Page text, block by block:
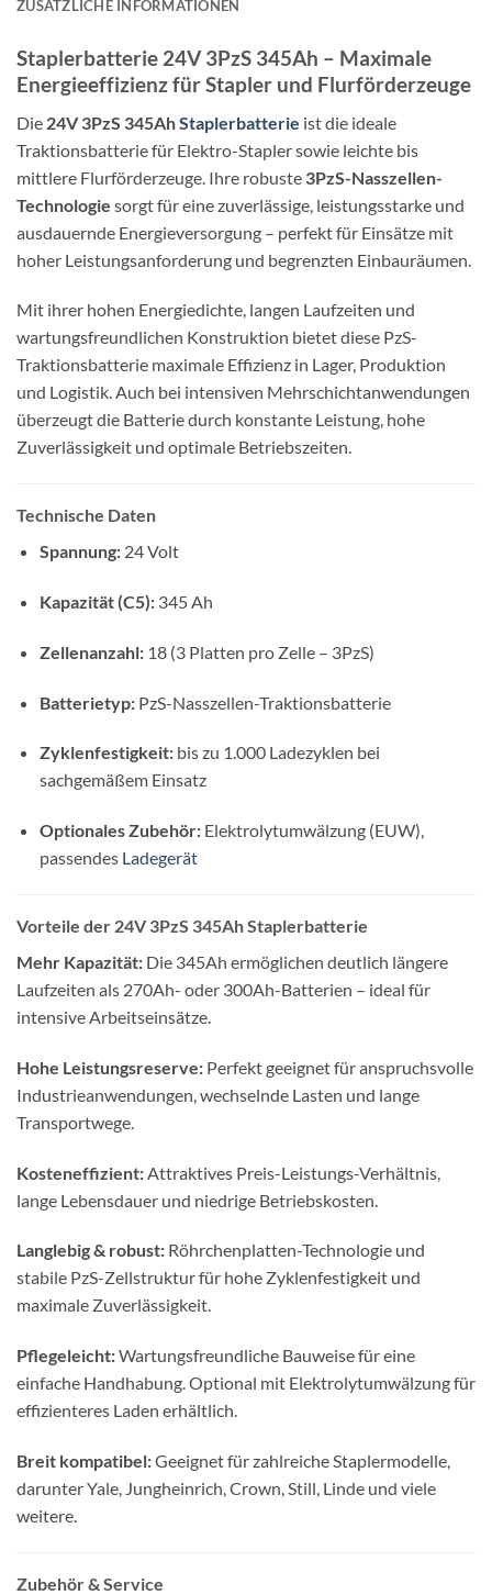
ZUSÄTZLICHE INFORMATIONEN
Staplerbatterie 24V 3PzS 345Ah – Maximale
Energieeffizienz für Stapler und Flurförderzeuge
Die 24V 3PzS 345AhStaplerbatterie ist die ideale
Traktionsbatterie für Elektro-Stapler sowie leichte bis
mittlere Flurförderzeuge. Ihre robuste 3PzS-Nasszellen-
Technologie sorgt für eine zuverlässige, leistungsstarke und
ausdauernde Energieversorgung – perfekt für Einsätze mit
hoher Leistungsanforderung und begrenzten Einbauräumen.
Mit ihrer hohen Energiedichte, langen Laufzeiten und
wartungsfreundlichen Konstruktion bietet diese PzS-
Traktionsbatterie maximale Effizienz in Lager, Produktion
und Logistik. Auch bei intensiven Mehrschichtanwendungen
überzeugt die Batterie durch konstante Leistung, hohe
Zuverlässigkeit und optimale Betriebszeiten.
Technische Daten
Spannung:24 Volt
Kapazität (C5):345 Ah
Zellenanzahl:18 (3 Platten pro Zelle – 3PzS)
Batterietyp:PzS-Nasszellen-Traktionsbatterie
Zyklenfestigkeit:bis zu 1.000 Ladezyklen bei
sachgemäßem Einsatz
Optionales Zubehör:Elektrolytumwälzung (EUW),
passendes Ladegerät
Vorteile der 24V 3PzS 345Ah Staplerbatterie
Mehr Kapazität: Die 345Ah ermöglichen deutlich längere
Laufzeiten als 270Ah- oder 300Ah-Batterien – ideal für
intensive Arbeitseinsätze.
Hohe Leistungsreserve: Perfekt geeignet für anspruchsvolle
Industrieanwendungen, wechselnde Lasten und lange
Transportwege.
Kosteneffizient: Attraktives Preis-Leistungs-Verhältnis,
lange Lebensdauer und niedrige Betriebskosten.
Langlebig & robust: Röhrchenplatten-Technologie und
stabile PzS-Zellstruktur für hohe Zyklenfestigkeit und
maximale Zuverlässigkeit.
Pflegeleicht:Wartungsfreundliche Bauweise für eine
einfache Handhabung. Optional mit Elektrolytumwälzung für
effizienteres Laden erhältlich.
Breit kompatibel:Geeignet für zahlreiche Staplermodelle,
darunter Yale, Jungheinrich, Crown, Still, Linde und viele
weitere.
Zubehör & Service